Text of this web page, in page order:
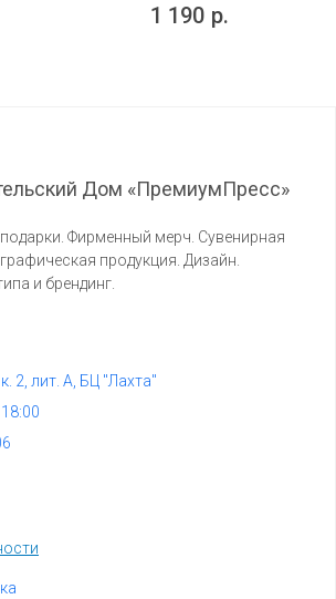
1 190 р.
Дом «ПремиумПресс»
Фирменный мерч. Сувенирная
продукция. Дизайн.
и брендинг.
2, лит. А, БЦ "Лахта"